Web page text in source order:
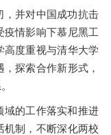
，并对中国成功抗击
疫情影响下慕尼黑工
高度重视与清华大学
探索合作新形式，
域的工作落实和推进
机制，不断深化两校